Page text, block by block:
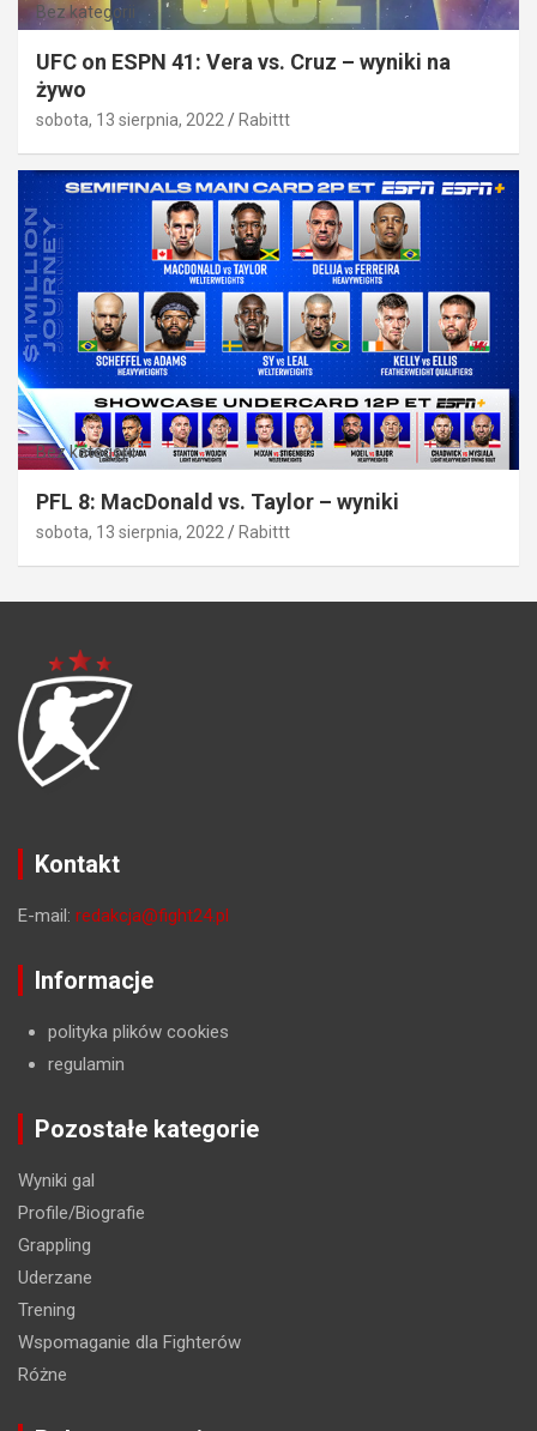
Bez kategorii
UFC on ESPN 41: Vera vs. Cruz – wyniki na
żywo
sobota, 13 sierpnia, 2022 Rabittt
Bez kategorii
PFL 8: MacDonald vs. Taylor – wyniki
sobota, 13 sierpnia, 2022 Rabittt
Kontakt
E-mail: redakcja@fight24.pl
Informacje
polityka plików cookies
regulamin
Pozostałe kategorie
Wyniki gal
Profile/Biografie
Grappling
Uderzane
Trening
Wspomaganie dla Fighterów
Różne